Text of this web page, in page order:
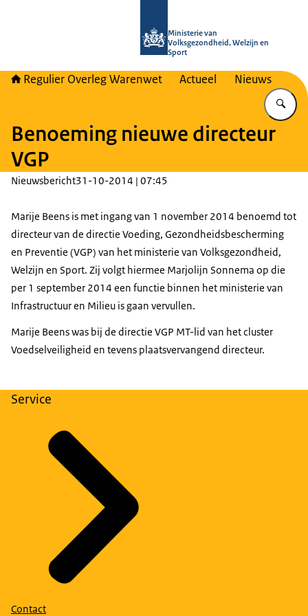
Ministerie van
Volksgezondheid, Welzijn en
Sport
Regulier Overleg Warenwet Actueel Nieuws
Benoeming nieuwe directeur
VGP
Nieuwsbericht31-10-2014 | 07:45
Marije Beens is met ingang van 1 november 2014 benoemd tot
directeur van de directie Voeding, Gezondheidsbescherming
en Preventie (VGP) van het ministerie van Volksgezondheid,
Welzijn en Sport. Zij volgt hiermee Marjolijn Sonnema op die
per 1 september 2014 een functie binnen het ministerie van
Infrastructuur en Milieu is gaan vervullen.
Marije Beens was bij de directie VGP MT-lid van het cluster
Voedselveiligheid en tevens plaatsvervangend directeur.
Service
Contact